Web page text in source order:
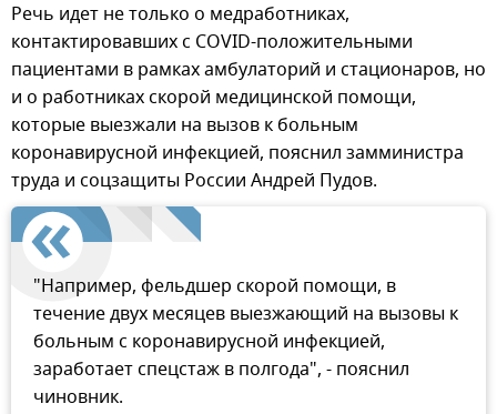
Речь идет не только о медработниках,
контактировавших с COVID-положительными
пациентами в рамках амбулаторий и стационаров, но
и о работниках скорой медицинской помощи,
которые выезжали на вызов к больным
коронавирусной инфекцией, пояснил замминистра
труда и соцзащиты России Андрей Пудов.
"Например, фельдшер скорой помощи, в
течение двух месяцев выезжающий на вызовы к
больным с коронавирусной инфекцией,
заработает спецстаж в полгода", - пояснил
чиновник.